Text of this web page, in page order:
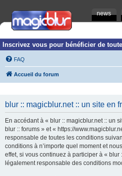
news
Inscrivez vous pour bénéficier de
FAQ
Accueil du forum
blur :: magicblur.net :: un site en
En accédant à « blur :: magicblur.net :: un
blur :: forums » et « https://
responsable de toutes les conditions
conditions à n’importe quel moment et
effet, si vous continuez à participer à «
légalement responsable des conditions